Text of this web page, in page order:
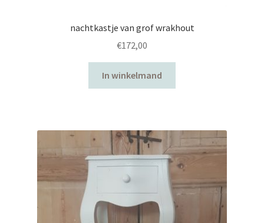
nachtkastje van grof wrakhout
€172,00
In winkelmand